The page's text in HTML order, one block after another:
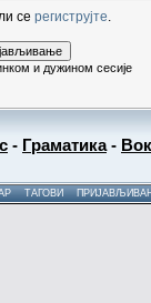
се региструјте
и дужином сесије
- Граматика-
ТАГОВИ